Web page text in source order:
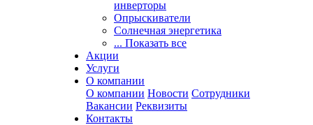
инверторы
Опрыскиватели
Солнечная энергетика
... Показать все
Акции
Услуги
О компании
О компании Новости Сотрудники
Вакансии Реквизиты
Контакты